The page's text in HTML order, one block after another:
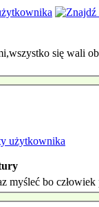
się wali
myśleć bo